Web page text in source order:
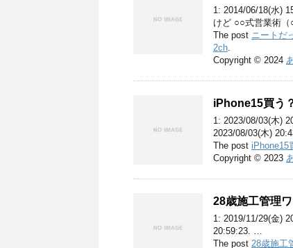
1: 2014/06/18(水)
けど ○○式営業術
The post ニートだ
2ch.
Copyright © 2024
iPhone15買う
1: 2023/08/03(木)
2023/08/03(木)
The post iPhone15
Copyright © 2023
28歳施工管理
1: 2019/11/29(金)
20:59:23. …
The post 28歳施工